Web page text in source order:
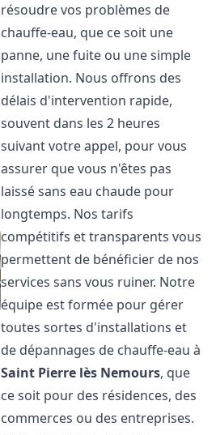
résoudre vos problèmes de
chauffe-eau, que ce soit une
panne, une fuite ou une simple
installation. Nous offrons des
délais d'intervention rapide,
souvent dans les 2 heures
suivant votre appel, pour vous
assurer que vous n'êtes pas
laissé sans eau chaude pour
longtemps. Nos tarifs
compétitifs et transparents vous
permettent de bénéficier de nos
services sans vous ruiner. Notre
équipe est formée pour gérer
toutes sortes d'installations et
de dépannages de chauffe-eau à
Saint Pierre lès Nemours, que
ce soit pour des résidences, des
commerces ou des entreprises.